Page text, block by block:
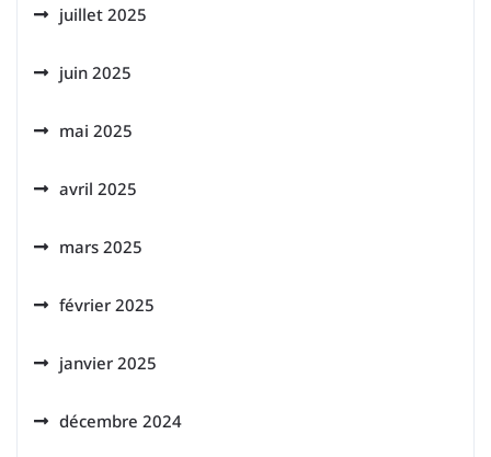
juillet 2025
juin 2025
mai 2025
avril 2025
mars 2025
février 2025
janvier 2025
décembre 2024